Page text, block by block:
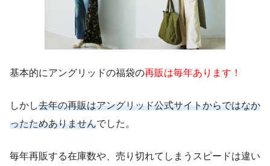
基本的にアングリッドの福袋の再販は毎年あります！
しかし去年の再販はアングリッド公式サイトからではなか
ったためありませんでした。
毎年再販する在庫数や、売り切れてしまうスピードは違い